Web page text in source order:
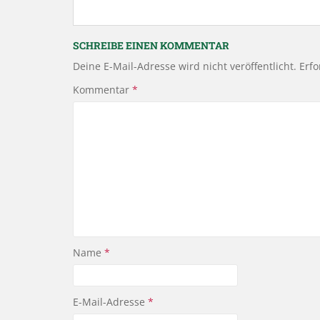
SCHREIBE EINEN KOMMENTAR
Deine E-Mail-Adresse wird nicht veröffentlicht.
Kommentar *
Name *
E-Mail-Adresse *